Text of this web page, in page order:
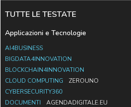
TUTTE LE TESTATE
Applicazioni e Tecnologie
AI4BUSINESS
BIGDATA4INNOVATION
BLOCKCHAIN4INNOVATION
CLOUD COMPUTING
ZEROUNO
CYBERSECURITY360
DOCUMENTI
AGENDADIGITALE.EU